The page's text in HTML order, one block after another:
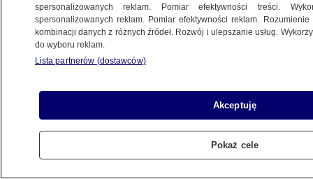
Udostępnij
W Wielkiej Brytanii rozpoczynają się
Elżbiety II. TVN24 BiS i TVN24 GO przeprowadzi
transmisję z tego wydarzenia.
spersonalizowanych reklam. Pomiar efektywności treści.
spersonalizowanych reklam. Pomiar efektywności reklam.
kombinacji danych z różnych źródeł. Rozwój i ulepszanie usług.
do wyboru reklam.
Lista partnerów (dostawców)
Akceptuję
Pokaż cele